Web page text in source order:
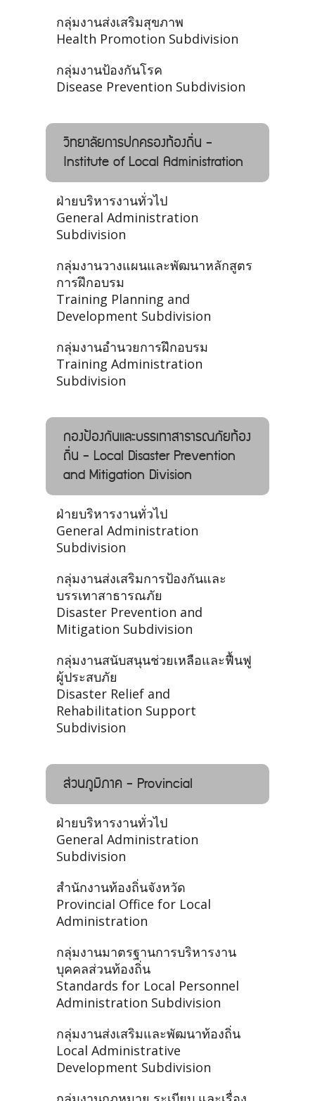
กลุ่มงานส่งเสริมสุขภาพ
Health Promotion Subdivision
กลุ่มงานป้องกันโรค
Disease Prevention Subdivision
วิทยาลัยการปกครองท้องถิ่น -
Institute of Local Administration
ฝ่ายบริหารงานทั่วไป
General Administration
Subdivision
กลุ่มงานวางแผนและพัฒนาหลักสูตร
การฝึกอบรม
Training Planning and
Development Subdivision
กลุ่มงานอำนวยการฝึกอบรม
Training Administration
Subdivision
กองป้องกันและบรรเทาสาธารณภัยท้อง
ถิ่น - Local Disaster Prevention
and Mitigation Division
ฝ่ายบริหารงานทั่วไป
General Administration
Subdivision
กลุ่มงานส่งเสริมการป้องกันและ
บรรเทาสาธารณภัย
Disaster Prevention and
Mitigation Subdivision
กลุ่มงานสนับสนุนช่วยเหลือและฟื้นฟู
ผู้ประสบภัย
Disaster Relief and
Rehabilitation Support
Subdivision
ส่วนภูมิภาค - Provincial
ฝ่ายบริหารงานทั่วไป
General Administration
Subdivision
สำนักงานท้องถิ่นจังหวัด
Provincial Office for Local
Administration
กลุ่มงานมาตรฐานการบริหารงาน
บุคคลส่วนท้องถิ่น
Standards for Local Personnel
Administration Subdivision
กลุ่มงานส่งเสริมและพัฒนาท้องถิ่น
Local Administrative
Development Subdivision